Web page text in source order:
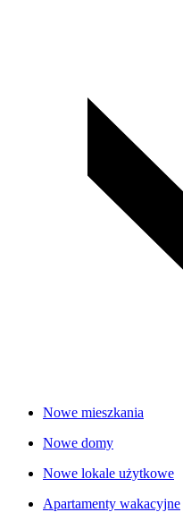
Nowe mieszkania
Nowe domy
Nowe lokale użytkowe
Apartamenty wakacyjne